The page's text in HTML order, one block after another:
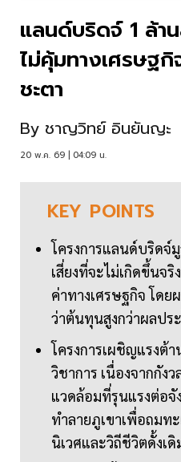
แลนด์บริดจ์ 1 ล้า
ไม่คุ้มทางเศรษฐ
ชะตา
By ชาญวิทย์ อินยันญะ
20 พ.ค. 69 | 04:09 น.
KEY POINTS
โครงการแลนด์บริดจ์
เสี่ยงที่จะไม่เกิดขึ้นจริ
ค่าทางเศรษฐกิจ โด
ว่าต้นทุนสูงกว่าผลปร
โครงการเผชิญแรงต้
วิชาการ เนื่องจากกัง
แวดล้อมที่รุนแรงต่อจั
ทำลายภูเขาเพื่อถมท
นิเวศและวิถีชีวิตดั้งเดิ